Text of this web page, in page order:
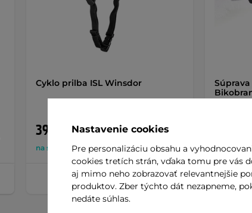
Cyklo prilba ISL Winsdor
39,90 €
na sklade
+ Pridať do košíka
skladom
Nastavenie cookies
Pre personalizáciu obsahu a
cookies tretích strán, vďaka tomu pre vás
aj mimo neho zobrazovať relevantnejšie
produktov. Zber týchto dát nezapneme,
nedáte súhlas.